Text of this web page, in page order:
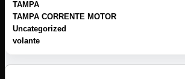
TAMPA
TAMPA CORRENTE MOTOR
Uncategorized
volante